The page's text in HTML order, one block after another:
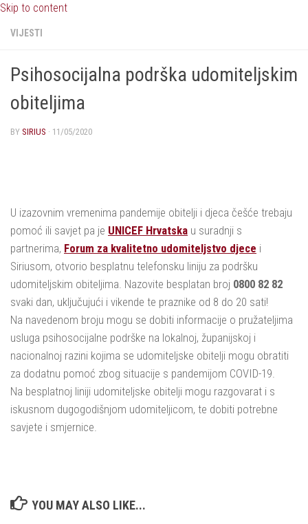
Skip to content
VIJESTI
Psihosocijalna podrška udomiteljskim
obiteljima
BY SIRIUS · 11/05/2020
U izazovnim vremenima pandemije obitelji i djeca češće trebaju
pomoć ili savjet pa je UNICEF Hrvatska u suradnji s
partnerima, Forum za kvalitetno udomiteljstvo djece i
Siriusom, otvorio besplatnu telefonsku liniju za podršku
udomiteljskim obiteljima. Nazovite besplatan broj 0800 82 82
svaki dan, uključujući i vikende te praznike od 8 do 20 sati!
Na navedenom broju mogu se dobiti informacije o pružateljima
usluga psihosocijalne podrške na lokalnoj, županijskoj i
nacionalnoj razini kojima se udomiteljske obitelji mogu obratiti
za dodatnu pomoć zbog situacije s pandemijom COVID-19.
Na besplatnoj liniji udomiteljske obitelji mogu razgovarat i s
iskusnom dugogodišnjom udomiteljicom, te dobiti potrebne
savjete i smjernice.
YOU MAY ALSO LIKE...